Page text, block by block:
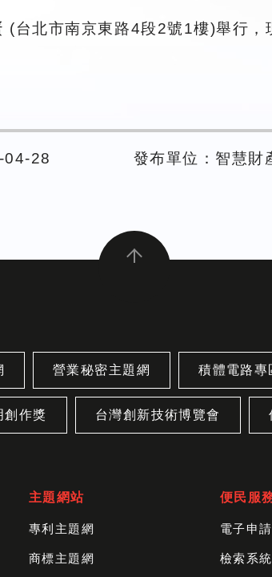
台北市南京東路4段2號1樓)舉行
04-28 發布單位：智慧財
營業秘密主題網 積體電路專
創作獎 台灣創新技術博覽會
主題網站
專利主題網
商標主題網
便民服
電子申請
檢索系統